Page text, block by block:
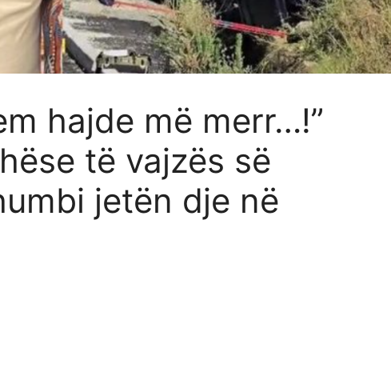
hajde më merr…!”
të vajzës së
jetën dje në